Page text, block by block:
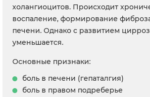
холангиоцитов. Происходит
воспаление, формирование
печени. Однако с развитием
уменьшается.
Основные признаки:
боль в печени (гепаталгия)
боль в правом подреберье